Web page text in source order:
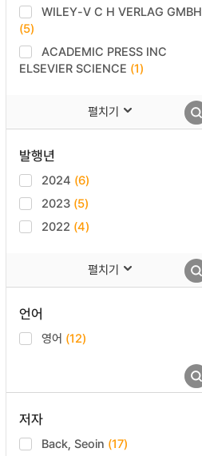
WILEY-V C H VERLAG GMBH
(5)
ACADEMIC PRESS INC
ELSEVIER SCIENCE (1)
펼치기
발행년
2024 (6)
2023 (5)
2022 (4)
펼치기
언어
영어 (12)
저자
Back, Seoin (17)